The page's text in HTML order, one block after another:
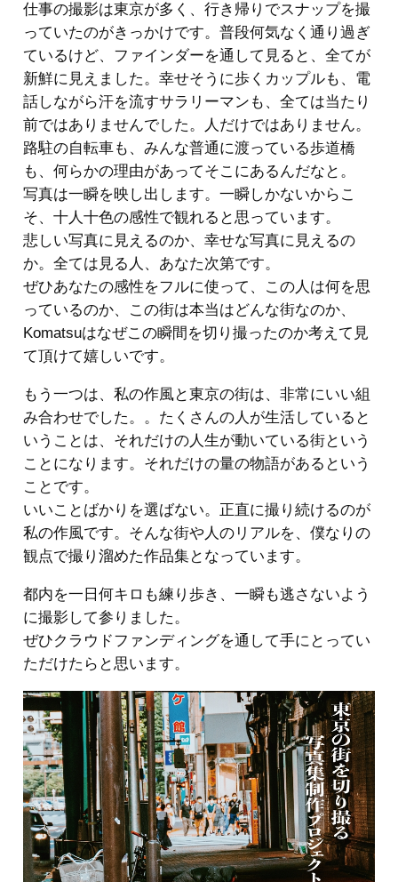
仕事の撮影は東京が多く、行き帰りでスナップを撮
っていたのがきっかけです。普段何気なく通り過ぎ
ているけど、ファインダーを通して見ると、全てが
新鮮に見えました。幸せそうに歩くカップルも、電
話しながら汗を流すサラリーマンも、全ては当たり
前ではありませんでした。人だけではありません。
路駐の自転車も、みんな普通に渡っている歩道橋
も、何らかの理由があってそこにあるんだなと。
写真は一瞬を映し出します。一瞬しかないからこ
そ、十人十色の感性で観れると思っています。
悲しい写真に見えるのか、幸せな写真に見えるの
か。全ては見る人、あなた次第です。
ぜひあなたの感性をフルに使って、この人は何を思
っているのか、この街は本当はどんな街なのか、
Komatsuはなぜこの瞬間を切り撮ったのか考えて見
て頂けて嬉しいです。
もう一つは、私の作風と東京の街は、非常にいい組
み合わせでした。。たくさんの人が生活していると
いうことは、それだけの人生が動いている街という
ことになります。それだけの量の物語があるという
ことです。
いいことばかりを選ばない。正直に撮り続けるのが
私の作風です。そんな街や人のリアルを、僕なりの
観点で撮り溜めた作品集となっています。
都内を一日何キロも練り歩き、一瞬も逃さないよう
に撮影して参りました。
ぜひクラウドファンディングを通して手にとってい
ただけたらと思います。